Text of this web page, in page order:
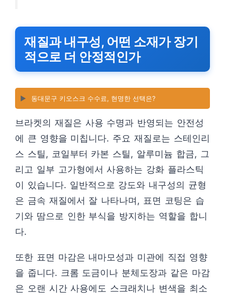
재질과 내구성, 어떤 소재가 장기
적으로 더 안정적인가
▶️ 동대문구 키오스크 수수료, 현명한 선택은?
브라켓의 재질은 사용 수명과 반영되는 안전성
에 큰 영향을 미칩니다. 주요 재질로는 스테인리
스 스틸, 코일부터 카본 스틸, 알루미늄 합금, 그
리고 일부 고가형에서 사용하는 강화 플라스틱
이 있습니다. 일반적으로 강도와 내구성의 균형
은 금속 재질에서 잘 나타나며, 표면 코팅은 습
기와 땀으로 인한 부식을 방지하는 역할을 합니
다.
또한 표면 마감은 내마모성과 미관에 직접 영향
을 줍니다. 크롬 도금이나 분체도장과 같은 마감
은 오랜 시간 사용에도 스크래치나 변색을 최소